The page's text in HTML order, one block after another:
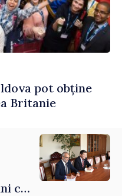
pot obține
Britanie
cu